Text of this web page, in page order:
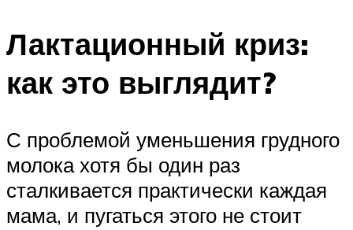
Лактационный криз:
как это выглядит?
С проблемой уменьшения грудного
молока хотя бы один раз
сталкивается практически каждая
мама, и пугаться этого не стоит